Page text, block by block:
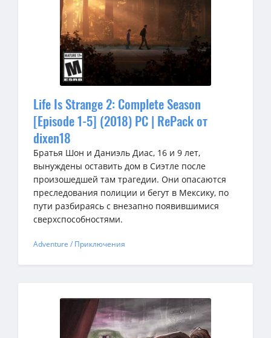
Life Is Strange 2: Complete Season
[Episode 1-5] (2018) PC | RePack от
dixen18
Братья Шон и Даниэль Диас, 16 и 9 лет,
вынуждены оставить дом в Сиэтле после
произошедшей там трагедии. Они опасаются
преследования полиции и бегут в Мексику, по
пути разбираясь с внезапно появившимися
сверхспособностями.
Adventure / Приключения